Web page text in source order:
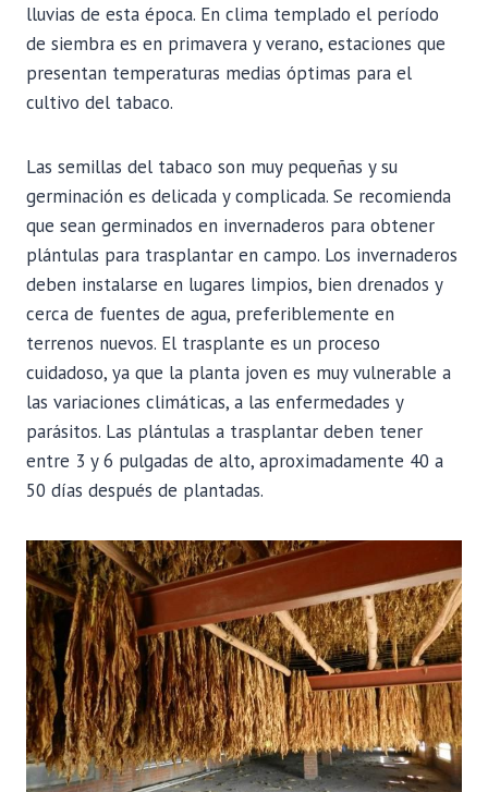
lluvias de esta época. En clima templado el período
de siembra es en primavera y verano, estaciones que
presentan temperaturas medias óptimas para el
cultivo del tabaco.
Las semillas del tabaco son muy pequeñas y su
germinación es delicada y complicada. Se recomienda
que sean germinados en invernaderos para obtener
plántulas para trasplantar en campo. Los invernaderos
deben instalarse en lugares limpios, bien drenados y
cerca de fuentes de agua, preferiblemente en
terrenos nuevos. El trasplante es un proceso
cuidadoso, ya que la planta joven es muy vulnerable a
las variaciones climáticas, a las enfermedades y
parásitos. Las plántulas a trasplantar deben tener
entre 3 y 6 pulgadas de alto, aproximadamente 40 a
50 días después de plantadas.